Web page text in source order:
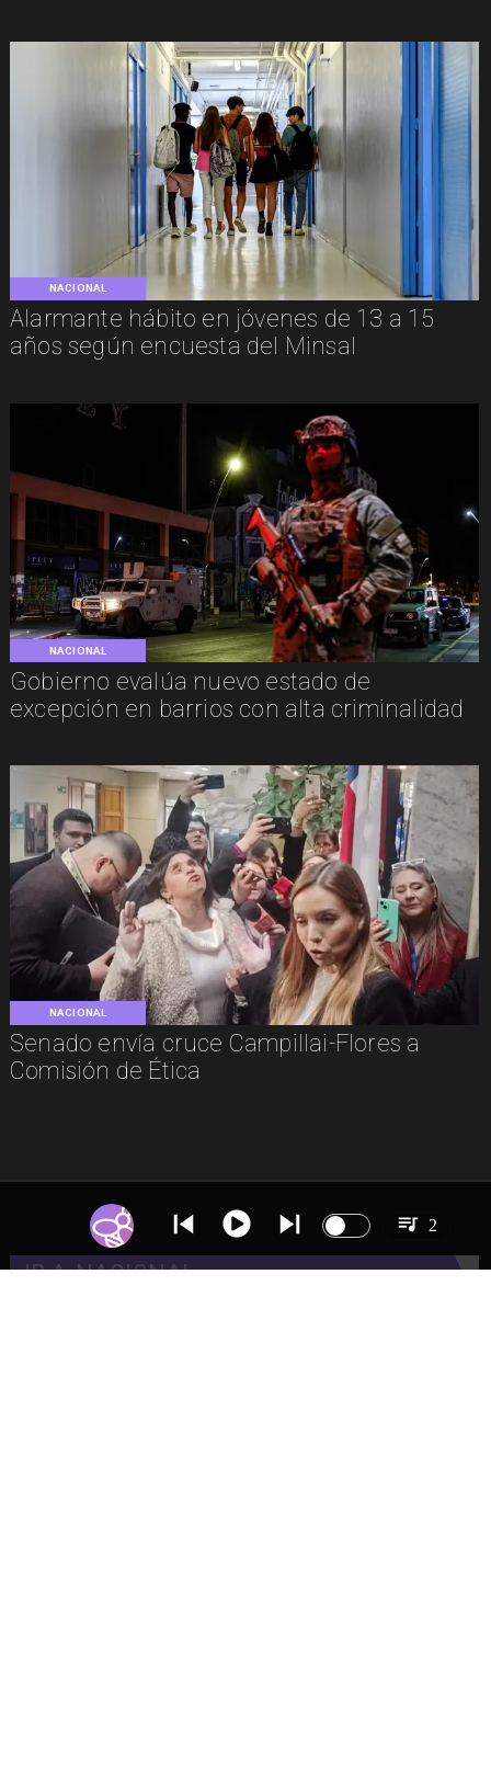
NACIONAL
Alarmante hábito en jóvenes de 13 a 15
años según encuesta del Minsal
NACIONAL
Gobierno evalúa nuevo estado de
excepción en barrios con alta criminalidad
NACIONAL
Senado envía cruce Campillai-Flores a
Comisión de Ética
IR A NACIONAL
2